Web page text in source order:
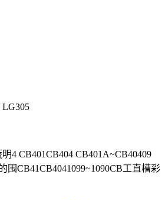
4 CB401CB404 CB401A~CB40409
围CB41CB4041099~1090CB工直槽彩